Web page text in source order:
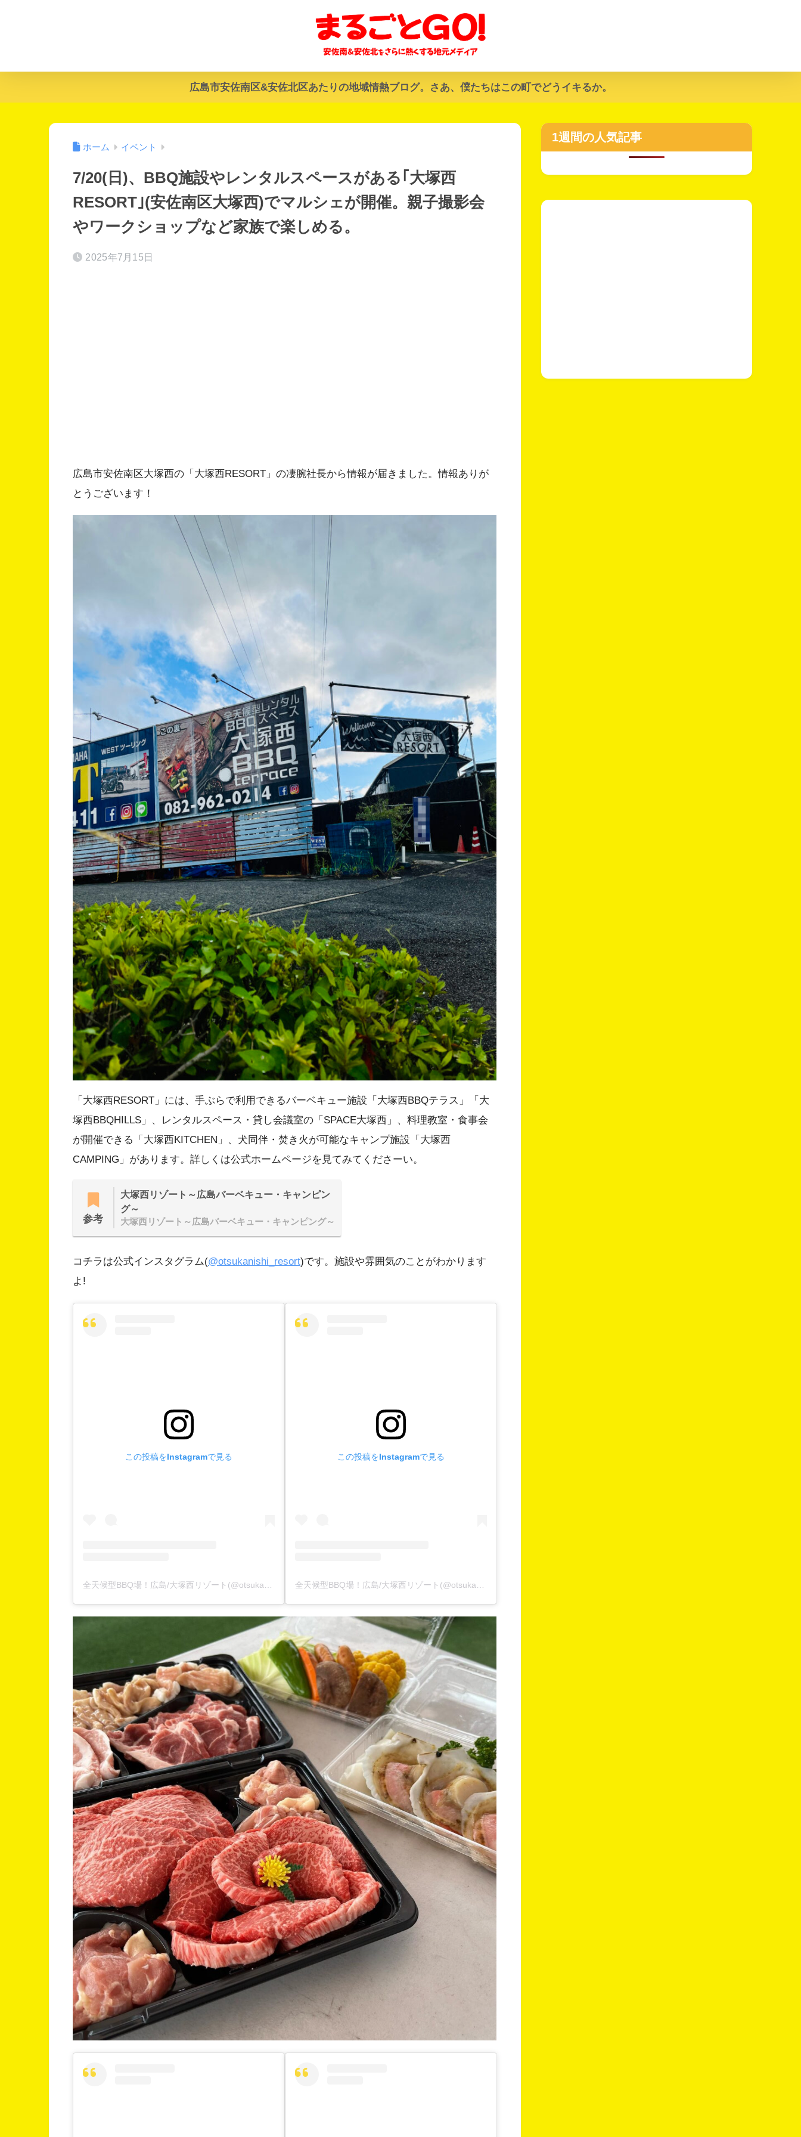
広島市安佐南区&安佐北区あたりの地域情熱ブログ。さあ、僕たちはこの町でどうイキるか。
ホーム イベント
7/20(日)、BBQ施設やレンタルスペースがある｢大塚西
RESORT｣(安佐南区大塚西)でマルシェが開催。親子撮影会
やワークショップなど家族で楽しめる。
2025年7月15日
広島市安佐南区大塚西の「大塚西RESORT」の凄腕社長から情報が届きました。情報ありが
とうございます！
「大塚西RESORT」には、手ぶらで利用できるバーベキュー施設「大塚西BBQテラス」「大
塚西BBQHILLS」、レンタルスペース・貸し会議室の「SPACE大塚西」、料理教室・食事会
が開催できる「大塚西KITCHEN」、犬同伴・焚き火が可能なキャンプ施設「大塚西
CAMPING」があります。詳しくは公式ホームページを見てみてくださーい。
参考
大塚西リゾート～広島バーベキュー・キャンピン
グ～
大塚西リゾート～広島バーベキュー・キャンピング～
コチラは公式インスタグラム(@otsukanishi_resort)です。施設や雰囲気のことがわかります
よ!
この投稿をInstagramで見る この投稿をInstagramで見る
1週間の人気記事